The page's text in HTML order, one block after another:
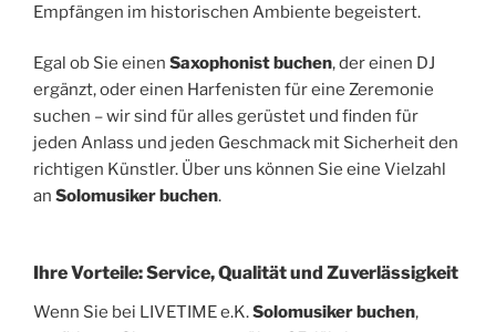
Empfängen im historischen Ambiente begeistert.
Egal ob Sie einen Saxophonist buchen, der einen DJ
ergänzt, oder einen Harfenisten für eine Zeremonie
suchen – wir sind für alles gerüstet und finden für
jeden Anlass und jeden Geschmack mit Sicherheit den
richtigen Künstler. Über uns können Sie eine Vielzahl
an Solomusiker buchen.
Ihre Vorteile: Service, Qualität und Zuverlässigkeit
Wenn Sie bei LIVETIME e.K.Solomusiker buchen,